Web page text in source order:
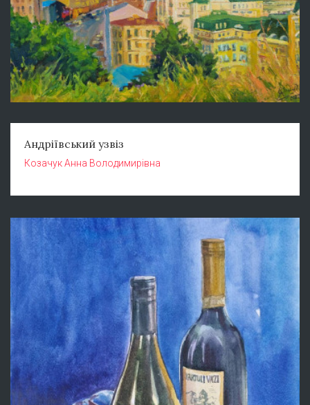
Андріївський узвіз
Козачук Анна Володимирівна